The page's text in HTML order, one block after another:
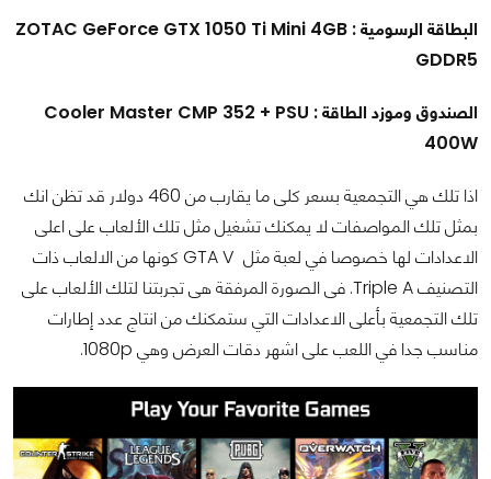
البطاقة الرسومية : ZOTAC GeForce GTX 1050 Ti Mini 4GB
GDDR5
الصندوق وموزد الطاقة : Cooler Master CMP 352 + PSU
400W
اذا تلك هي التجمعية بسعر كلى ما يقارب من 460 دولار قد تظن انك
بمثل تلك المواصفات لا يمكنك تشغيل مثل تلك الألعاب على اعلى
الاعدادات لها خصوصا في لعبة مثل GTA V كونها من الالعاب ذات
التصنيف Triple A. فى الصورة المرفقة هى تجربتنا لتلك الألعاب على
تلك التجمعية بأعلى الاعدادات التي ستمكنك من انتاج عدد إطارات
مناسب جدا في اللعب على اشهر دقات العرض وهي 1080p.